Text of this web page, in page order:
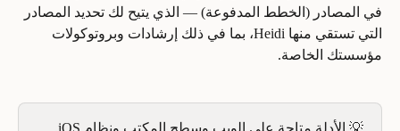
في المصادر (الخطط المدفوعة) — الذي يتيح لك تحديد المصادر
التي تستقي منها Heidi، بما في ذلك إرشادات وبروتوكولات
مؤسستك الخاصة.
💡 الأدلة متاحة على الويب وسطح المكتب ونظام iOS.